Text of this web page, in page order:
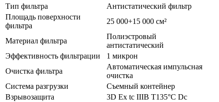
Тип фильтра
Антистатический фильтр
Площадь поверхности
фильтра
25 000+15 000 см²
Материал фильтра
Полиэстровый
антистатический
Эффективность фильтрации
1 микрон
Очистка фильтра
Автоматическая импульсная
очистка
Система разгрузки
Съемный контейнер
Взрывозащита
3D Ex tc IIIB T135°C Dc